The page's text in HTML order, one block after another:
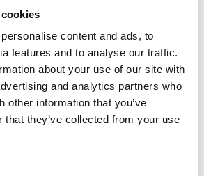
content and ads, to
features and to analyse our traffic.
about your use of our site with
and analytics partners who
other information that you’ve
that they’ve collected from your use